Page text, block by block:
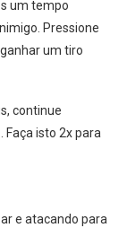
um tempo
Pressione
um tiro
continue
Faça isto 2x para
e atacando para